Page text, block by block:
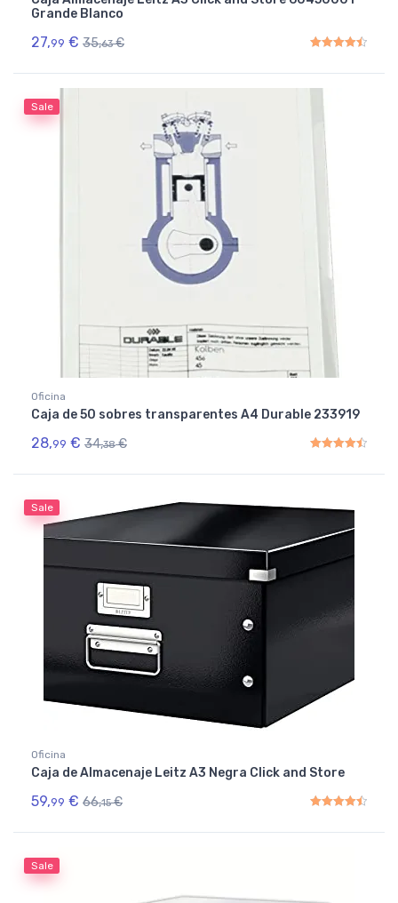
Grande Blanco
27,99 € 35,63 €
Sale
Oficina
Caja de 50 sobres transparentes A4 Durable 233919
28,99 € 34,38 €
Sale
Oficina
Caja de Almacenaje Leitz A3 Negra Click and Store
59,99 € 66,15 €
Sale